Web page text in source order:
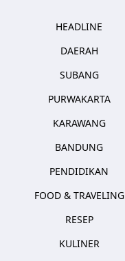
HEADLINE
DAERAH
SUBANG
PURWAKARTA
KARAWANG
BANDUNG
PENDIDIKAN
FOOD & TRAVELING
RESEP
KULINER